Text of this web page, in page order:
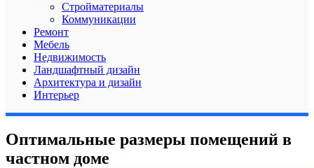
Стройматериалы
Коммуникации
Ремонт
Мебель
Недвижимость
Ландшафтный дизайн
Архитектура и дизайн
Интерьер
Оптимальные размеры помещений в
частном доме